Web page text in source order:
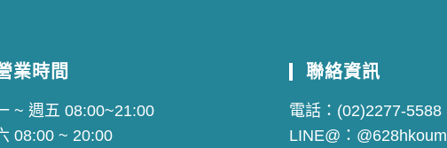
業時間
~ 週五 08:00~21:00
08:00 ~ 20:00
聯絡資訊
電話： (02)2277-5588
LINE@： @628hkoum